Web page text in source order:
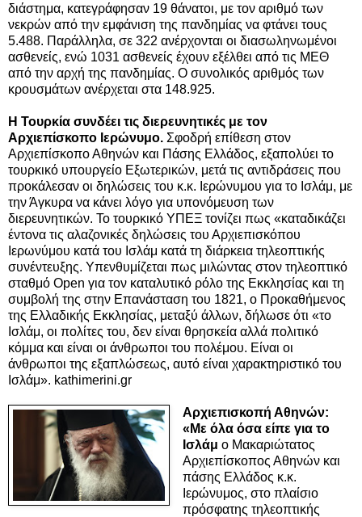
διάστημα, κατεγράφησαν 19 θάνατοι, με τον αριθμό των
νεκρών από την εμφάνιση της πανδημίας να φτάνει τους
5.488. Παράλληλα, σε 322 ανέρχονται οι διασωληνωμένοι
ασθενείς, ενώ 1031 ασθενείς έχουν εξέλθει από τις ΜΕΘ
από την αρχή της πανδημίας. Ο συνολικός αριθμός των
κρουσμάτων ανέρχεται στα 148.925.
Η Τουρκία συνδέει τις διερευνητικές με τον
Αρχιεπίσκοπο Ιερώνυμο. Σφοδρή επίθεση στον
Αρχιεπίσκοπο Αθηνών και Πάσης Ελλάδος, εξαπολύει το
τουρκικό υπουργείο Εξωτερικών, μετά τις αντιδράσεις που
προκάλεσαν οι δηλώσεις του κ.κ. Ιερώνυμου για το Ισλάμ, με
την Άγκυρα να κάνει λόγο για υπονόμευση των
διερευνητικών. Το τουρκικό ΥΠΕΞ τονίζει πως «καταδικάζει
έντονα τις αλαζονικές δηλώσεις του Αρχιεπισκόπου
Ιερωνύμου κατά του Ισλάμ κατά τη διάρκεια τηλεοπτικής
συνέντευξης. Υπενθυμίζεται πως μιλώντας στον τηλεοπτικό
σταθμό Open για τον καταλυτικό ρόλο της Εκκλησίας και τη
συμβολή της στην Επανάσταση του 1821, ο Προκαθήμενος
της Ελλαδικής Εκκλησίας, μεταξύ άλλων, δήλωσε ότι «το
Ισλάμ, οι πολίτες του, δεν είναι θρησκεία αλλά πολιτικό
κόμμα και είναι οι άνθρωποι του πολέμου. Είναι οι
άνθρωποι της εξαπλώσεως, αυτό είναι χαρακτηριστικό του
Ισλάμ». kathimerini.gr
Αρχιεπισκοπή Αθηνών:
«Με όλα όσα είπε για το
Ισλάμ ο Μακαριώτατος
Αρχιεπίσκοπος Αθηνών και
πάσης Ελλάδος κ.κ.
Ιερώνυμος, στο πλαίσιο
πρόσφατης τηλεοπτικής